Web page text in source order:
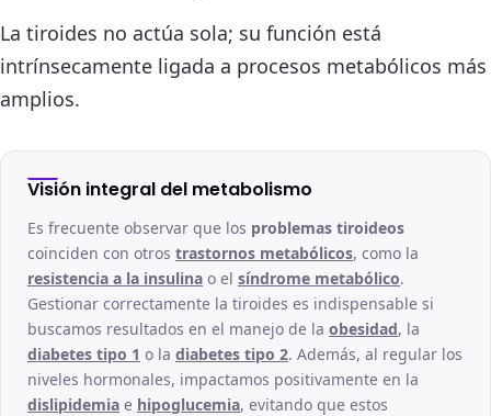
La tiroides no actúa sola; su función está
intrínsecamente ligada a procesos metabólicos más
amplios.
Visión integral del metabolismo
Es frecuente observar que los problemas tiroideos
coinciden con otros trastornos metabólicos, como la
resistencia a la insulina o el síndrome metabólico.
Gestionar correctamente la tiroides es indispensable si
buscamos resultados en el manejo de la obesidad, la
diabetes tipo 1 o la diabetes tipo 2. Además, al regular los
niveles hormonales, impactamos positivamente en la
dislipidemia e hipoglucemia, evitando que estos